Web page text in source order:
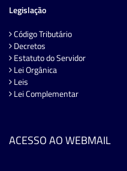
Legislação
Código Tributário
Decretos
Estatuto do Servidor
Lei Orgânica
Leis
Lei Complementar
ACESSO AO WEBMAIL